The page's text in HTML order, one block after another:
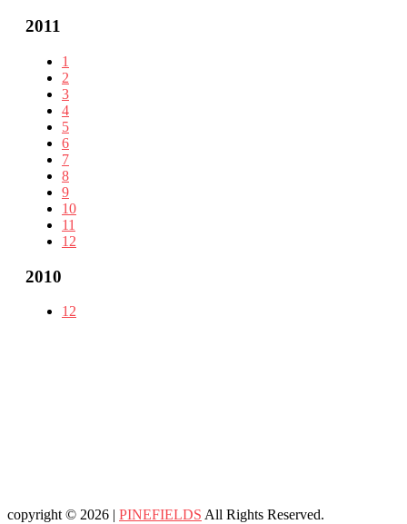
2011
1
2
3
4
5
6
7
8
9
10
11
12
2010
12
copyright © 2026 | PINEFIELDS All Rights Reserved.